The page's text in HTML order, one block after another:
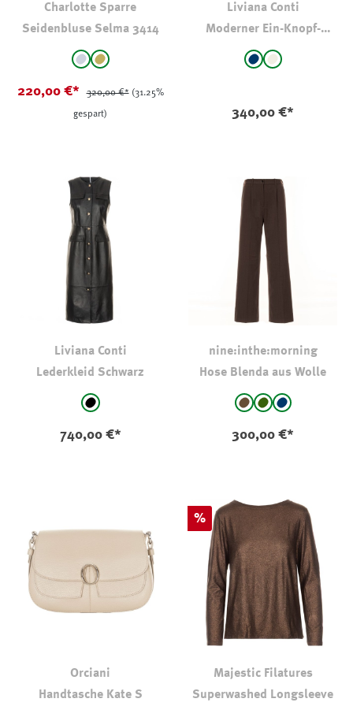
Charlotte Sparre
Seidenbluse Selma 3414
auswählen
GrauKhaki
220,00 €* 320,00 €* (31.25%
gespart)
Liviana Conti
Moderner Ein-Knopf-
auswählen
marinenatur
340,00 €*
Liviana Conti
Lederkleid Schwarz
auswählen
schwarz
740,00 €*
nine:inthe:morning
Hose Blenda aus Wolle
auswählen
braunhell oliv-kaki
marine
(Diese Option
300,00 €*
Orciani
Handtasche Kate S
Rabatt
%
Majestic Filatures
Superwashed Longsleeve